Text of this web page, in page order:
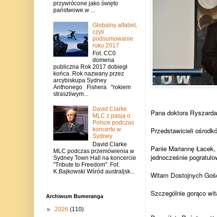
Pana doktora
Przedstawicieli
Panie Mariannę
jednocześnie
Witam Dostojnych
Szczególnie gorąco
przywrócone jako święto
państwowe w ...
Globalny alfabet,
czyli
podsumowanie
roku 2017
Fot. CC0
domena
publiczna Rok 2017 dobiegł
końca. Rok nazwany przez
arcybiskupa Sydney
Anthonego Fishera "rokiem
straszliwym...
David Clarke
MLC z pasją o
Polsce podczas
koncertu w
Sydney
David Clarke
MLC podczas przemówienia w
Sydney Town Hall na koncercie
"Tribute to Freedom". Fot.
K.Bajkowski Wśród australjsk...
Archiwum Bumeranga
► 2026 (110)